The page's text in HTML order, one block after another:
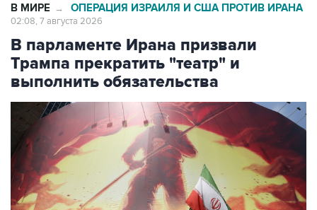
В МИРЕ → ОПЕРАЦИЯ ИЗРАИЛЯ И США ПРОТИВ ИРАНА
02:08, 7 августа 2026
В парламенте Ирана призвали
Трампа прекратить "театр" и
выполнить обязательства